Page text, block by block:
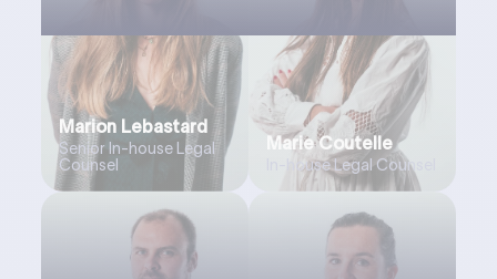
Marion Lebastard
Senior In-house Legal
Counsel
Marie Coutelle
In-house Legal Counsel